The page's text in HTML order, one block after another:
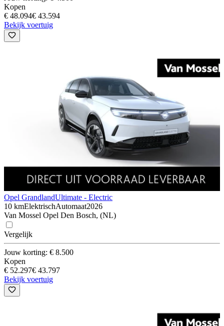
Kopen
€ 48.094€ 43.594
Bekijk voertuig
Opel GrandlandUltimate - Electric
10 kmElektrischAutomaat2026
Van Mossel Opel Den Bosch, (NL)
Vergelijk
Jouw korting: € 8.500
Kopen
€ 52.297€ 43.797
Bekijk voertuig